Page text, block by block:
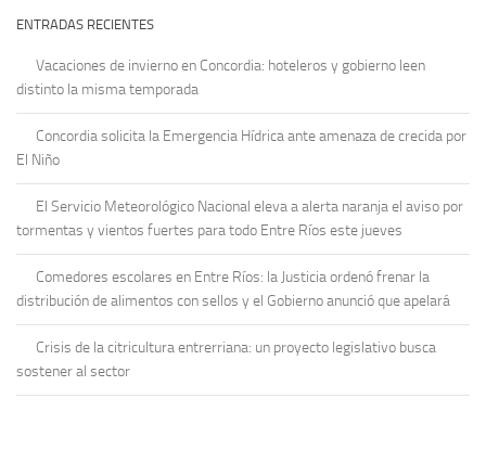
ENTRADAS RECIENTES
Vacaciones de invierno en Concordia: hoteleros y gobierno leen
distinto la misma temporada
Concordia solicita la Emergencia Hídrica ante amenaza de crecida por
El Niño
El Servicio Meteorológico Nacional eleva a alerta naranja el aviso por
tormentas y vientos fuertes para todo Entre Ríos este jueves
Comedores escolares en Entre Ríos: la Justicia ordenó frenar la
distribución de alimentos con sellos y el Gobierno anunció que apelará
Crisis de la citricultura entrerriana: un proyecto legislativo busca
sostener al sector